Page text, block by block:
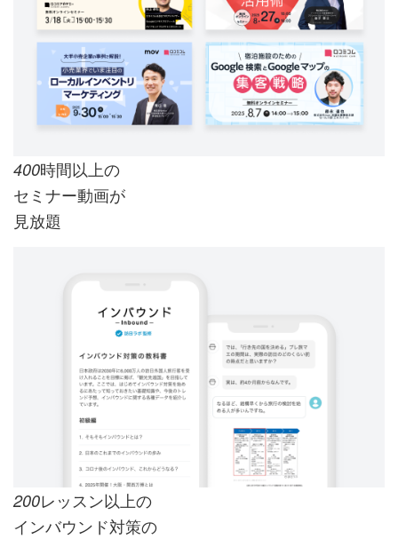
400時間以上の
セミナー動画が
見放題
200レッスン以上の
インバウンド対策の